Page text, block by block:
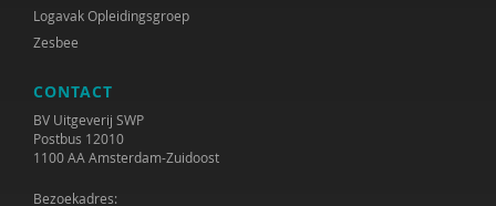
Logavak Opleidingsgroep
Zesbee
CONTACT
BV Uitgeverij SWP
Postbus 12010
1100 AA Amsterdam-Zuidoost
Bezoekadres: